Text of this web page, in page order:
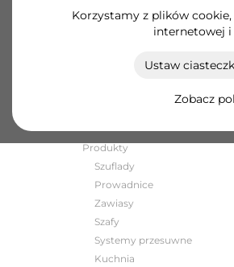
Korzystamy z plików
internetowej
Ustaw
Zobacz
Łóżko
Łóżka podnoszone firmy
przechowywanie z
optymalizując przestrzeń
Produkty
Szuflady
Prowadnice
Zawiasy
Szafy
Systemy przesuwne
Kuchnia